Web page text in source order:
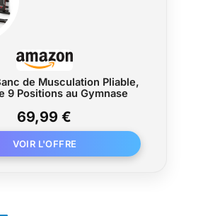
de Musculation Pliable,
9 Positions au Gymnase
69,99 €